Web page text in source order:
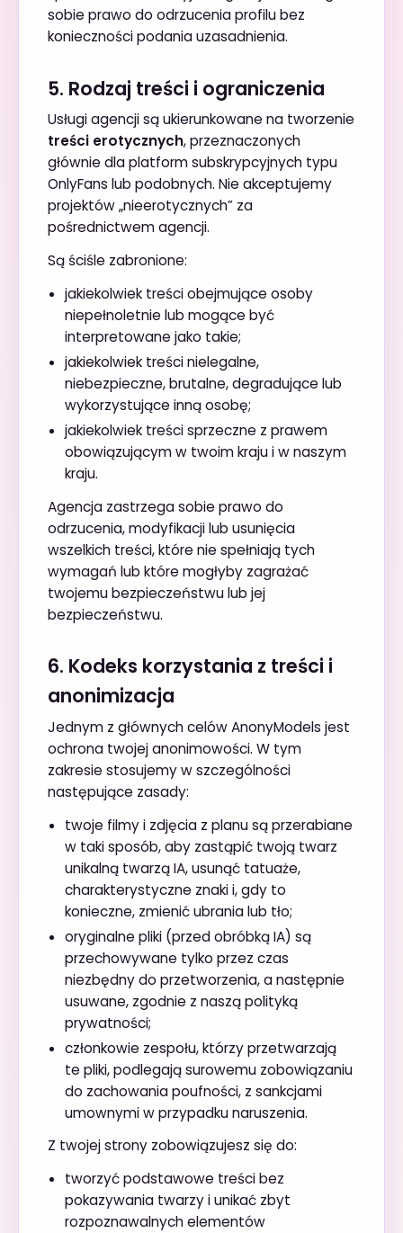
sobie prawo do odrzucenia profilu bez
konieczności podania uzasadnienia.
5. Rodzaj treści i ograniczenia
Usługi agencji są ukierunkowane na tworzenie
treści erotycznych, przeznaczonych
głównie dla platform subskrypcyjnych typu
OnlyFans lub podobnych. Nie akceptujemy
projektów „nieerotycznych” za
pośrednictwem agencji.
Są ściśle zabronione:
jakiekolwiek treści obejmujące osoby
niepełnoletnie lub mogące być
interpretowane jako takie;
jakiekolwiek treści nielegalne,
niebezpieczne, brutalne, degradujące lub
wykorzystujące inną osobę;
jakiekolwiek treści sprzeczne z prawem
obowiązującym w twoim kraju i w naszym
kraju.
Agencja zastrzega sobie prawo do
odrzucenia, modyfikacji lub usunięcia
wszelkich treści, które nie spełniają tych
wymagań lub które mogłyby zagrażać
twojemu bezpieczeństwu lub jej
bezpieczeństwu.
6. Kodeks korzystania z treści i
anonimizacja
Jednym z głównych celów AnonyModels jest
ochrona twojej anonimowości. W tym
zakresie stosujemy w szczególności
następujące zasady:
twoje filmy i zdjęcia z planu są przerabiane
w taki sposób, aby zastąpić twoją twarz
unikalną twarzą IA, usunąć tatuaże,
charakterystyczne znaki i, gdy to
konieczne, zmienić ubrania lub tło;
oryginalne pliki (przed obróbką IA) są
przechowywane tylko przez czas
niezbędny do przetworzenia, a następnie
usuwane, zgodnie z naszą polityką
prywatności;
członkowie zespołu, którzy przetwarzają
te pliki, podlegają surowemu zobowiązaniu
do zachowania poufności, z sankcjami
umownymi w przypadku naruszenia.
Z twojej strony zobowiązujesz się do:
tworzyć podstawowe treści bez
pokazywania twarzy i unikać zbyt
rozpoznawalnych elementów